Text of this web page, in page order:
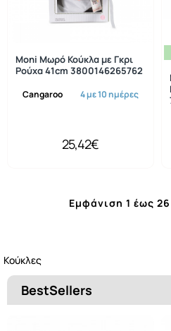
Κούκλες
Cangaroo 4 με 10 ημέρες
Moni Μωρό Κούκλα με Γκρι
Ρούχα 41cm 3800146265762
25,42€
Εμφάνιση 1 έως
BestSellers